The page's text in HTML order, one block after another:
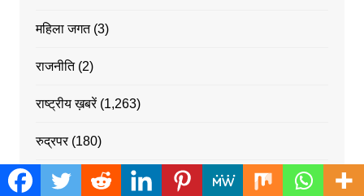
महिला जगत(3)
राजनीति(2)
राष्ट्रीय ख़बरें(1,263)
रुद्रपर(180)
रुद्रपुर(69)